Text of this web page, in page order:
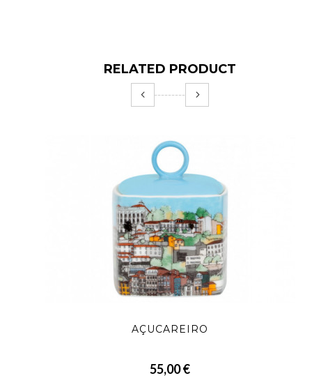
RELATED PRODUCT
AÇUCAREIRO
55,00 €